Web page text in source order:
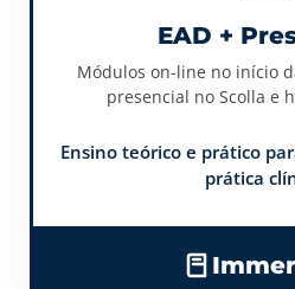
EAD +
Módulos on-line no início
presencial no Scolla e
Ensino teórico e prático
prática